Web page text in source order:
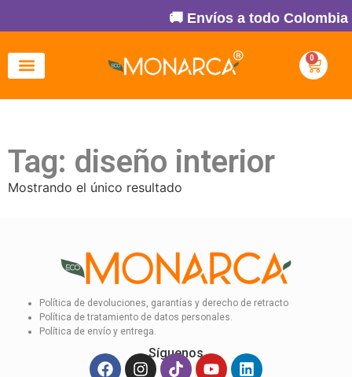
🚚 Envíos a todo Colombia
0
Tag: diseño interior
Mostrando el único resultado
Política de devoluciones, garantías y derecho de retracto
Política de tratamiento de datos personales.
Política de envío y entrega.
Síguenos